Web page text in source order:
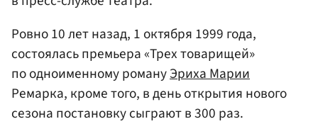
Ровно 10 лет назад, 1 октября 1999 года,
состоялась премьера «Трех товарищей»
по одноименному романуЭриха Марии
Ремарка, кроме того, в день открытия нового
сезона постановку сыграют в 300 раз.